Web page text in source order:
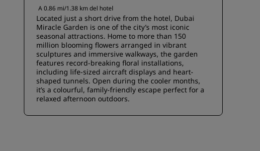
A 0.86 mi/1.38 km del hotel
Located just a short drive from the hotel, Dubai
Miracle Garden is one of the city’s most iconic
seasonal attractions. Home to more than 150
million blooming flowers arranged in vibrant
sculptures and immersive walkways, the garden
features record-breaking floral installations,
including life-sized aircraft displays and heart-
shaped tunnels. Open during the cooler months,
it’s a colourful, family-friendly escape perfect for a
relaxed afternoon outdoors.